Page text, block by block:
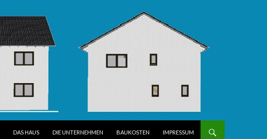
DAS HAUS DIE UNTERNEHMEN BAUKOSTEN IMPRESSUM